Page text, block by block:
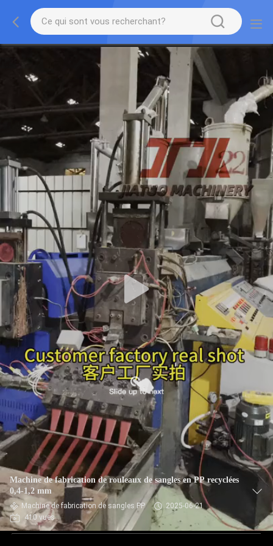
Machine de fabrication de rouleaux de sangles en PP recyclées
0,4-1,2 mm
Machine de fabrication de sangles PP
2025-06-21
410 vues